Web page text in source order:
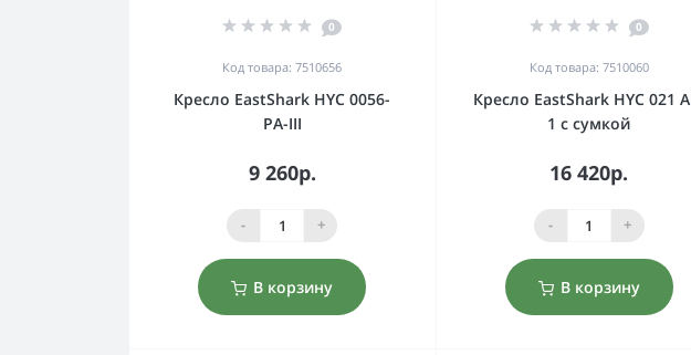
0
Код товара: 7510656
Кресло EastShark HYC 0056-
PA-III
9 260р.
- +
В корзину
0
Код товара: 7510060
Кресло EastShark HYC 021
1 с сумкой
16 420р.
- +
В корзину